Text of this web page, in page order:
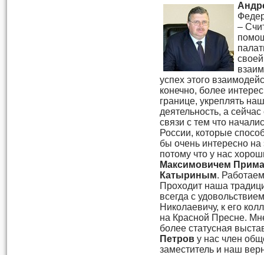
–
успех этого
конечно, более
границе, укреплять
деятельность, а
связи с тем что
России, которые
бы очень интересно на
потому что у нас
Максимовичем
Катыриным.
Проходит наша
всегда с
Николаевичу, к его
на Красной Пресне.
более статусная
Петров у нас член
заместитель и наш